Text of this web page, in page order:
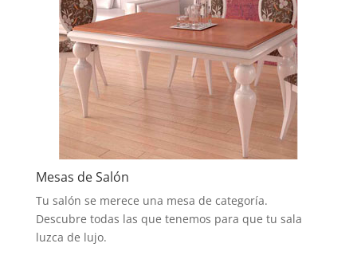
Mesas de Salón
Tu salón se merece una mesa de categoría.
Descubre todas las que tenemos para que tu sala
luzca de lujo.